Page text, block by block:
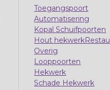
Toegangspoort
Automatisering
Kopal Schuifpoorten
Hout hekwerk
Overig
Looppoorten
Hekwerk
Schade Hekwerk